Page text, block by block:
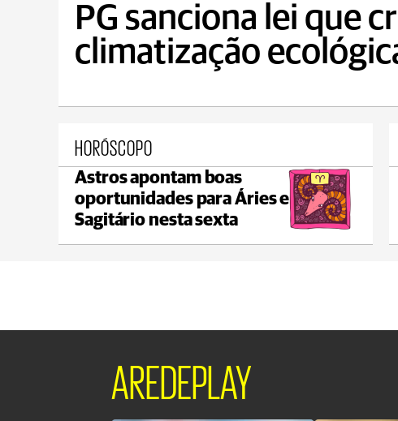
PG sanciona lei que
climatização
HORÓSCOPO
Astros apontam boas
oportunidades para Áries e
Sagitário nesta sexta
Ponta Grossa
max 17°C min 17°C
AREDEPLAY